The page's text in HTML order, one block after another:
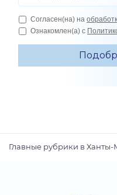
Главные рубрики в